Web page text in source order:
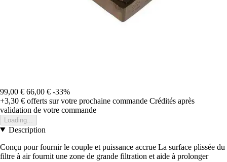
99,00 € 66,00 € -33%
+3,30 € offerts sur votre prochaine commande Crédités après
validation de votre commande
Loading...
Description
Conçu pour fournir le couple et puissance accrue La surface plissée du
filtre à air fournit une zone de grande filtration et aide à prolonger